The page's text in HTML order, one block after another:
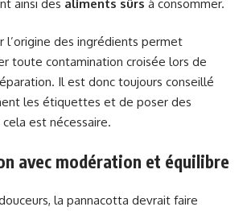
ainsi des aliments sûrs à consommer.
l’origine des ingrédients permet
toute contamination croisée lors de
Il est donc toujours conseillé
les étiquettes et de poser des
est nécessaire.
avec modération et équilibre
la pannacotta devrait faire